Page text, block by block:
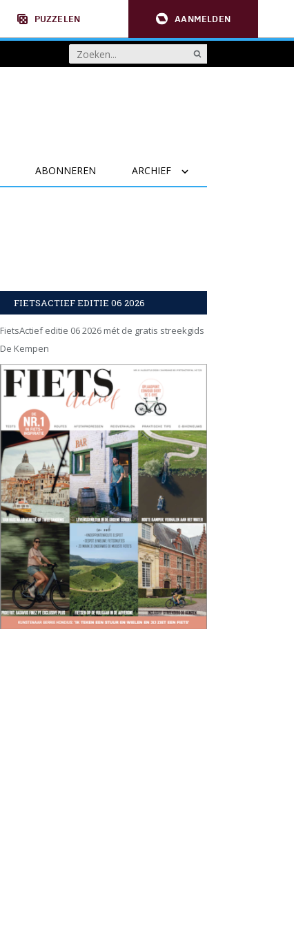
PUZZELEN AANMELDEN
ABONNEREN ARCHIEF
FIETSACTIEF EDITIE 06 2026
FietsActief editie 06 2026 mét de gratis streekgids
De Kempen